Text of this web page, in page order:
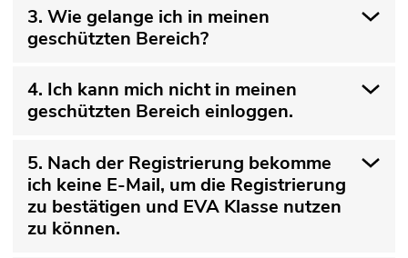
3. Wie gelange ich in meinen
geschützten Bereich?
4. Ich kann mich nicht in meinen
geschützten Bereich einloggen.
5. Nach der Registrierung bekomme
ich keine E-Mail, um die Registrierung
zu bestätigen und EVA Klasse nutzen
zu können.